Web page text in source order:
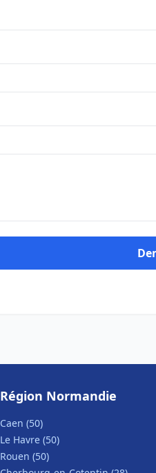
Région Normandie
Caen (50)
Le Havre (50)
Rouen (50)